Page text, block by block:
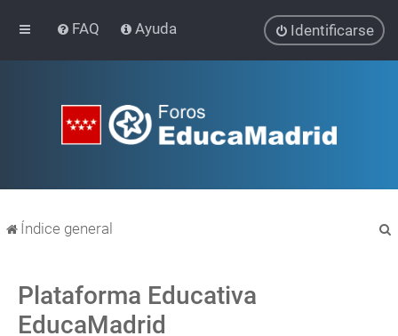
FAQ Ayuda Identificarse
Índice general
Plataforma Educativa
EducaMadrid